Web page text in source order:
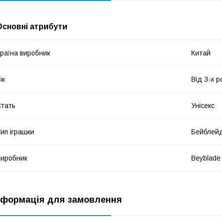
атрибути
виробник Китай
Від 3-х
Унісекс
іграшки
Beyblade
для замовлення